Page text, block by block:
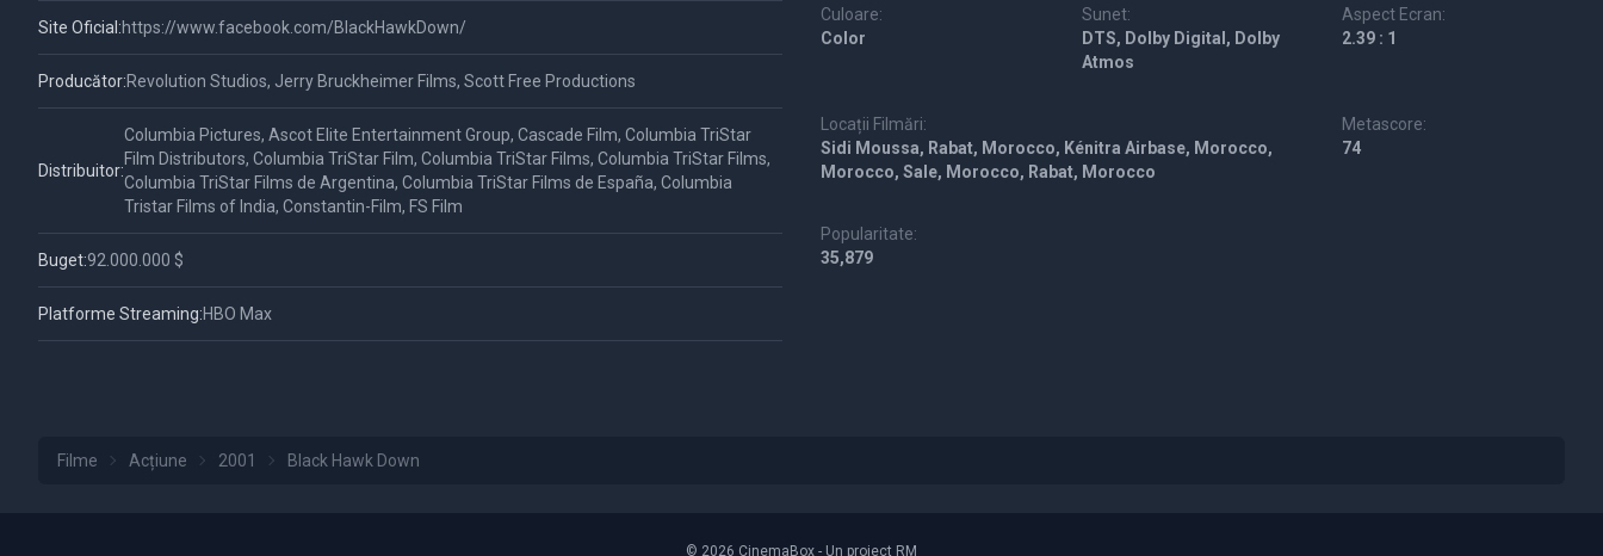
Site Oficial:https://www.facebook.com/BlackHawkDown/
Producător:Revolution Studios, Jerry Bruckheimer Films, Scott Free Productions
Distribuitor:
Columbia Pictures, Ascot Elite Entertainment Group, Cascade Film, Columbia TriStar
Film Distributors, Columbia TriStar Film, Columbia TriStar Films, Columbia TriStar Films,
Columbia TriStar Films de Argentina, Columbia TriStar Films de España, Columbia
Tristar Films of India, Constantin-Film, FS Film
Buget:92.000.000 $
Platforme Streaming:HBO Max
Culoare:
Color
Sunet:
DTS, Dolby Digital, Dolby
Atmos
Aspect Ecran:
2.39 : 1
Locații Filmări:
Sidi Moussa, Rabat, Morocco, Kénitra Airbase, Morocco,
Morocco, Sale, Morocco, Rabat, Morocco
Metascore:
74
Popularitate:
35,879
Filme Acțiune 2001 Black Hawk Down
© 2026 CinemaBox - Un proiect RM